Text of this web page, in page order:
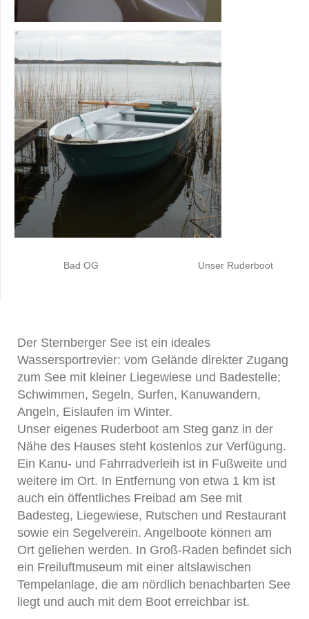
Bad OG Unser Ruderboot
Der Sternberger See ist ein ideales
Wassersportrevier: vom Gelände direkter Zugang
zum See mit kleiner Liegewiese und Badestelle;
Schwimmen, Segeln, Surfen, Kanuwandern,
Angeln, Eislaufen im Winter.
Unser eigenes Ruderboot am Steg ganz in der
Nähe des Hauses steht kostenlos zur Verfügung.
Ein Kanu- und Fahrradverleih ist in Fußweite und
weitere im Ort. In Entfernung von etwa 1 km ist
auch ein öffentliches Freibad am See mit
Badesteg, Liegewiese, Rutschen und Restaurant
sowie ein Segelverein. Angelboote können am
Ort geliehen werden. In Groß-Raden befindet sich
ein Freiluftmuseum mit einer altslawischen
Tempelanlage, die am nördlich benachbarten See
liegt und auch mit dem Boot erreichbar ist.